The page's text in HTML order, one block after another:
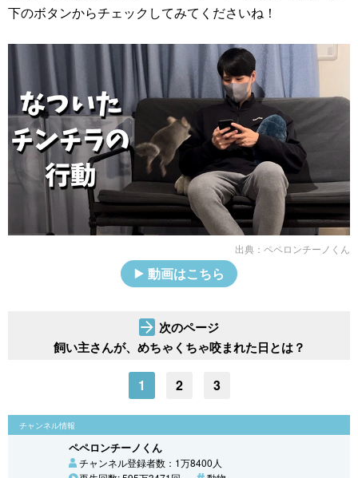
下のボタンからチェックしてみてくださいね！
出典： ペペロンチーノくん
動画はこちら
次のページ
飼い主さんが、めちゃくちゃ咬まれた日とは？
1 2 3
チャンネル情報
ペペロンチーノくん
チャンネル登録者数：1万8400人